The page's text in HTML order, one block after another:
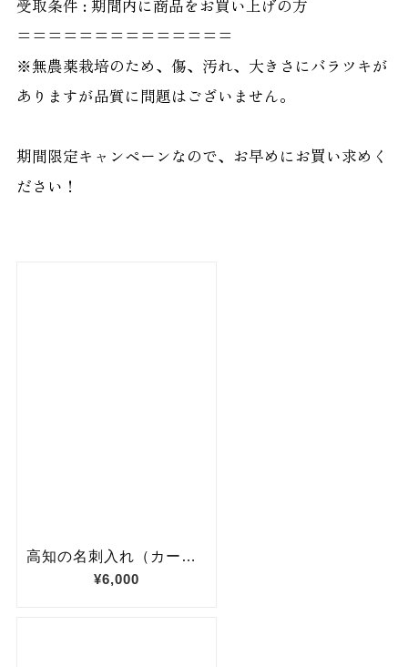
受取条件 : 期間内に商品をお買い上げの方
==============
※無農薬栽培のため、傷、汚れ、大きさにバラツキが
ありますが品質に問題はございません。
期間限定キャンペーンなので、お早めにお買い求めく
ださい！